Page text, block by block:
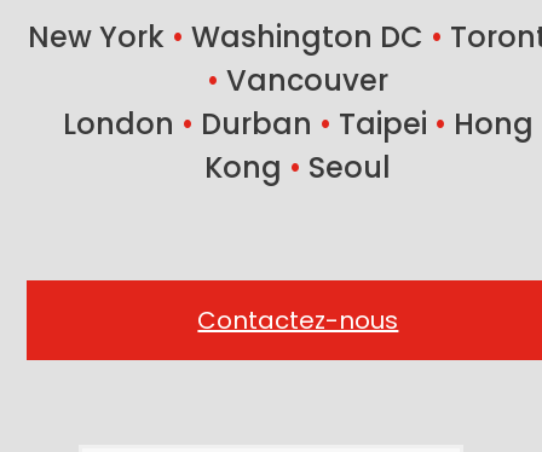
New York • Washington DC •
• Vancouver
London • Durban • Taipei • Hong
Kong • Seoul
Contactez-nous